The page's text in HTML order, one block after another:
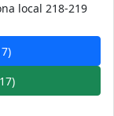
local 218-219